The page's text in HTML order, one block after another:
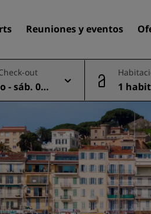
Reuniones y eventos
out
- sáb. 08
des
1
tos